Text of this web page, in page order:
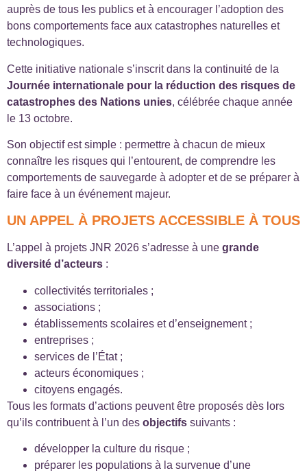
auprès de tous les publics et à encourager l’adoption des
bons comportements face aux catastrophes naturelles et
technologiques.
Cette initiative nationale s’inscrit dans la continuité de la
Journée internationale pour la réduction des risques de
catastrophes des Nations unies, célébrée chaque année
le 13 octobre.
Son objectif est simple : permettre à chacun de mieux
connaître les risques qui l’entourent, de comprendre les
comportements de sauvegarde à adopter et de se préparer à
faire face à un événement majeur.
UN APPEL À PROJETS ACCESSIBLE À TOUS
L’appel à projets JNR 2026 s’adresse à une grande
diversité d’acteurs :
collectivités territoriales ;
associations ;
établissements scolaires et d’enseignement ;
entreprises ;
services de l’État ;
acteurs économiques ;
citoyens engagés.
Tous les formats d’actions peuvent être proposés dès lors
qu’ils contribuent à l’un des objectifs suivants :
développer la culture du risque ;
préparer les populations à la survenue d’une